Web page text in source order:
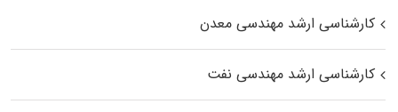
کارشناسی ارشد مهندسی معدن
کارشناسی ارشد مهندسی نفت